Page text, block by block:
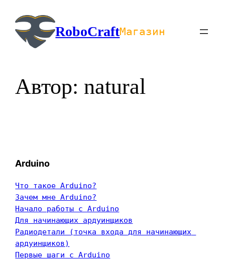
содержимомуRoboCraftМагазин
Автор: natural
Arduino
Что такое Arduino?
Зачем мне Arduino?
Начало работы с Arduino
Для начинающих ардуинщиков
Радиодетали (точка входа для начинающих
ардуинщиков)
Первые шаги с Arduino